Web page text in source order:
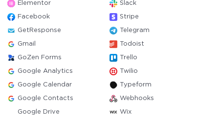
Elementor Slack
Facebook Stripe
GetResponse Telegram
Gmail Todoist
GoZen Forms Trello
Google Analytics Twilio
Google Calendar Typeform
Google Contacts Webhooks
Google Drive Wix